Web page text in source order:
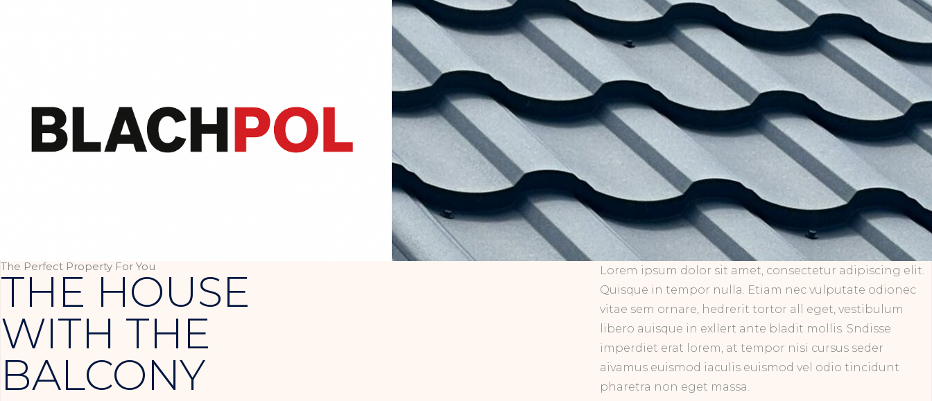
The Perfect Property For You
THE HOUSE
WITH THE
BALCONY
Lorem ipsum dolor sit amet, consectetur adipiscing elit.
Quisque in tempor nulla. Etiam nec vulputate odionec
vitae sem ornare, hedrerit tortor all eget, vestibulum
libero auisque in exllert ante bladit mollis. Sndisse
imperdiet erat lorem, at tempor nisi cursus seder
aivamus euismod iaculis euismod vel odio tincidunt
pharetra non eget massa.